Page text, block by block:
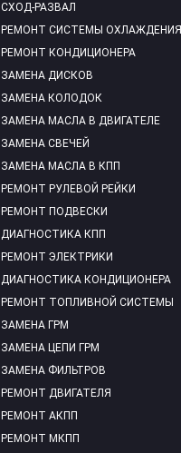
СХОД-РАЗВАЛ
РЕМОНТ СИСТЕМЫ ОХЛАЖДЕНИЯ
РЕМОНТ КОНДИЦИОНЕРА
ЗАМЕНА ДИСКОВ
ЗАМЕНА КОЛОДОК
ЗАМЕНА МАСЛА В ДВИГАТЕЛЕ
ЗАМЕНА СВЕЧЕЙ
ЗАМЕНА МАСЛА В КПП
РЕМОНТ РУЛЕВОЙ РЕЙКИ
РЕМОНТ ПОДВЕСКИ
ДИАГНОСТИКА КПП
РЕМОНТ ЭЛЕКТРИКИ
ДИАГНОСТИКА КОНДИЦИОНЕРА
РЕМОНТ ТОПЛИВНОЙ СИСТЕМЫ
ЗАМЕНА ГРМ
ЗАМЕНА ЦЕПИ ГРМ
ЗАМЕНА ФИЛЬТРОВ
РЕМОНТ ДВИГАТЕЛЯ
РЕМОНТ АКПП
РЕМОНТ МКПП